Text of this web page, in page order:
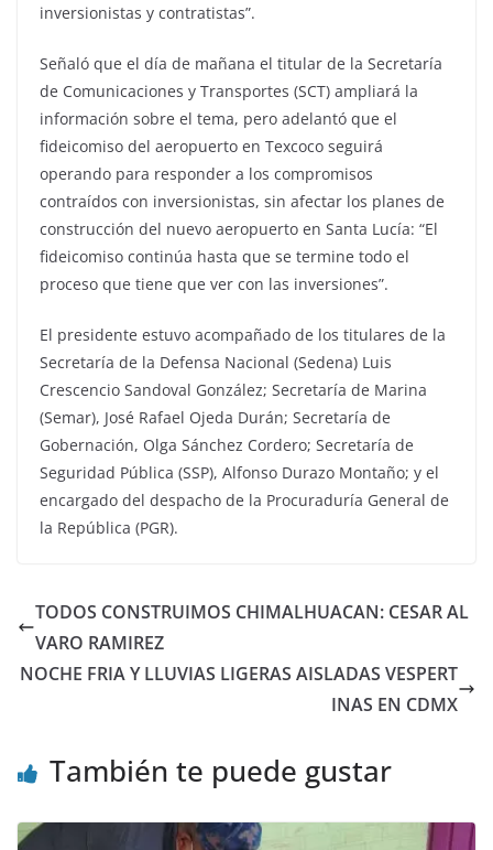
inversionistas y contratistas”.
Señaló que el día de mañana el titular de la Secretaría
de Comunicaciones y Transportes (SCT) ampliará la
información sobre el tema, pero adelantó que el
fideicomiso del aeropuerto en Texcoco seguirá
operando para responder a los compromisos
contraídos con inversionistas, sin afectar los planes de
construcción del nuevo aeropuerto en Santa Lucía: “El
fideicomiso continúa hasta que se termine todo el
proceso que tiene que ver con las inversiones”.
El presidente estuvo acompañado de los titulares de la
Secretaría de la Defensa Nacional (Sedena) Luis
Crescencio Sandoval González; Secretaría de Marina
(Semar), José Rafael Ojeda Durán; Secretaría de
Gobernación, Olga Sánchez Cordero; Secretaría de
Seguridad Pública (SSP), Alfonso Durazo Montaño; y el
encargado del despacho de la Procuraduría General de
la República (PGR).
TODOS CONSTRUIMOS CHIMALHUACAN: CESAR AL
VARO RAMIREZ
NOCHE FRIA Y LLUVIAS LIGERAS AISLADAS VESPERT
INAS EN CDMX
También te puede gustar